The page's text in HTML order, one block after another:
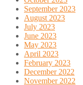
September 2023
August 2023
July 2023
June 2023
May 2023
April 2023
February 2023
December 2022
November 2022